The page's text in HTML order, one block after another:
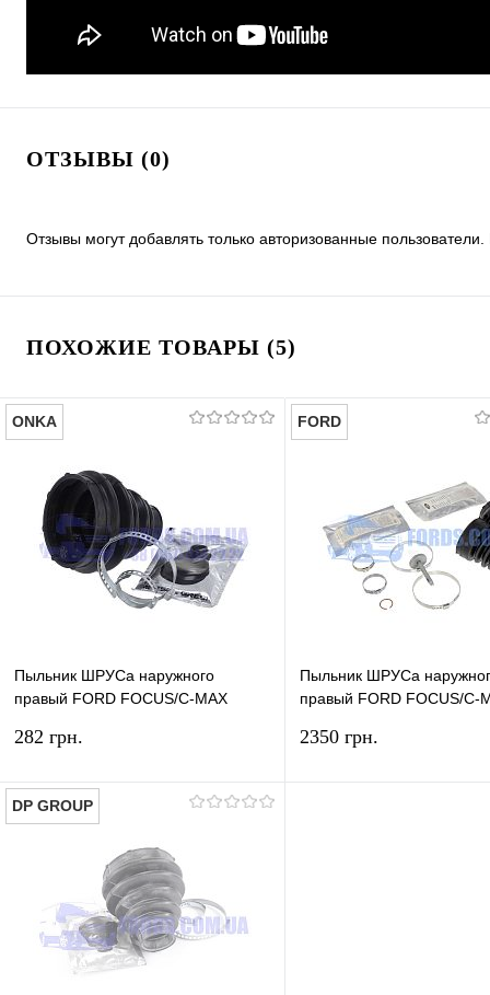
ОТЗЫВЫ (0)
Отзывы могут добавлять только авторизованные пользователи.
ПОХОЖИЕ ТОВАРЫ (5)
ONKA
Пыльник ШРУСа наружного
правый FORD FOCUS/C-MAX
282 грн.
Купить в 1 клик Сравнение
В избранное В наличии
FORD
Пыльник ШРУСа
правый FORD FOCUS/C-
2350 грн.
DP GROUP